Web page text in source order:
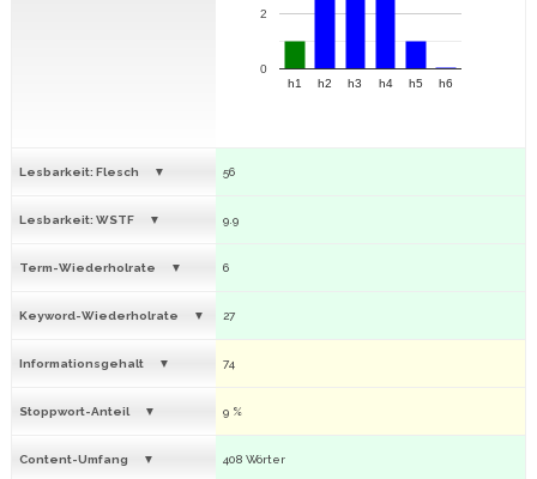
h1 h2 h3 h4 h5 h6
0
2
Lesbarkeit: Flesch 56
Lesbarkeit: WSTF 9.9
Term-Wiederholrate 6
Keyword-Wiederholrate 27
Informationsgehalt 74
Stoppwort-Anteil 9 %
Content-Umfang 408 Wörter